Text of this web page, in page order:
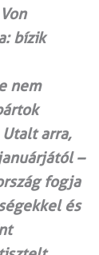
bízik
nem
arra,
–
fogja
és